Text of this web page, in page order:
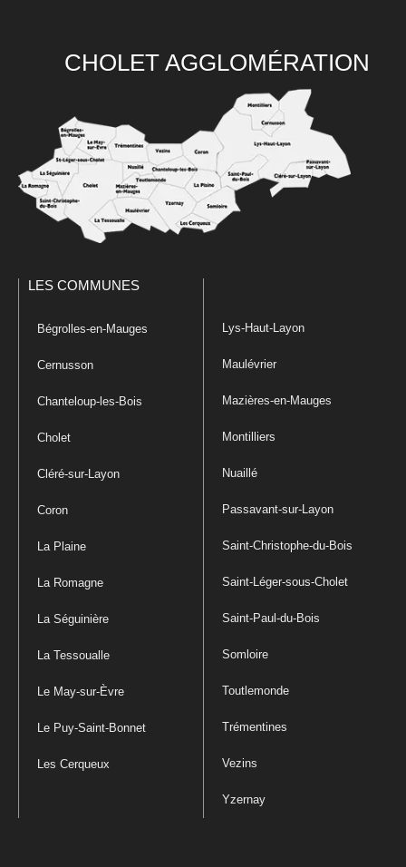
CHOLET AGGLOMÉRATION
LES COMMUNES
Bégrolles-en-Mauges
Cernusson
Chanteloup-les-Bois
Cholet
Cléré-sur-Layon
Coron
La Plaine
La Romagne
La Séguinière
La Tessoualle
Le May-sur-Èvre
Le Puy-Saint-Bonnet
Les Cerqueux
Lys-Haut-Layon
Maulévrier
Mazières-en-Mauges
Montilliers
Nuaillé
Passavant-sur-Layon
Saint-Christophe-du-Bois
Saint-Léger-sous-Cholet
Saint-Paul-du-Bois
Somloire
Toutlemonde
Trémentines
Vezins
Yzernay